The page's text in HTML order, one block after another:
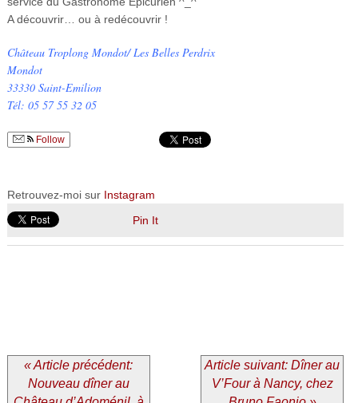
A découvrir… ou à redécouvrir !
Château Troplong Mondot/ Les Belles Perdrix
Mondot
33330 Saint-Emilion
Tél: 05 57 55 32 05
Follow
Retrouvez-moi sur Instagram
Pin It
« Article précédent:
Nouveau dîner au
Article suivant: Dîner au
V’Four à Nancy, chez